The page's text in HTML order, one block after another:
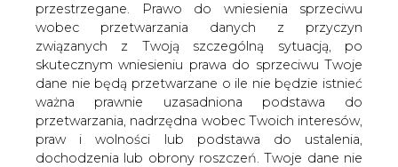
przestrzegane. Prawo do wniesienia sprzeciwu
wobec przetwarzania danych z przyczyn
związanych z Twoją szczególną sytuacją, po
skutecznym wniesieniu prawa do sprzeciwu Twoje
dane nie będą przetwarzane o ile nie będzie istnieć
ważna prawnie uzasadniona podstawa do
przetwarzania, nadrzędna wobec Twoich interesów,
praw i wolności lub podstawa do ustalenia,
dochodzenia lub obrony roszczeń. Twoje dane nie
Na połowę grudnia Ministerstwo
Inwestycji i Rozwoju, koordynujące
polskie prace nad unijną inicjatywą dot.
transformacji regionów górniczych Coal
Regions in Transition (CRiT), planuje
wydarzenia poświęcone temu
przedsięwzięciu - przekazał PAP szef
resortu Jerzy Kwieciński.